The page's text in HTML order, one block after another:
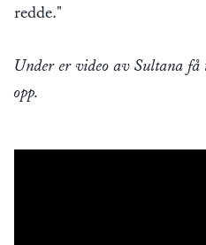
redde."
Under er video av Sultana
opp.